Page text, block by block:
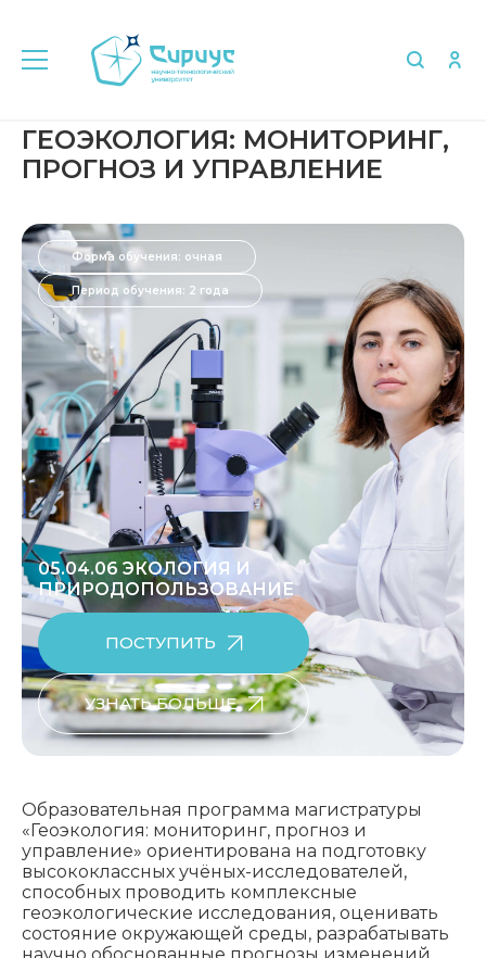
ГЕОЭКОЛОГИЯ: МОНИТОРИНГ,
ПРОГНОЗ И УПРАВЛЕНИЕ
Форма обучения: очная
Период обучения: 2 года
05.04.06 ЭКОЛОГИЯ И
ПРИРОДОПОЛЬЗОВАНИЕ
ПОСТУПИТЬ
УЗНАТЬ БОЛЬШЕ
Образовательная программа магистратуры
«Геоэкология: мониторинг, прогноз и
управление» ориентирована на подготовку
высококлассных учёных-исследователей,
способных проводить комплексные
геоэкологические исследования, оценивать
состояние окружающей среды, разрабатывать